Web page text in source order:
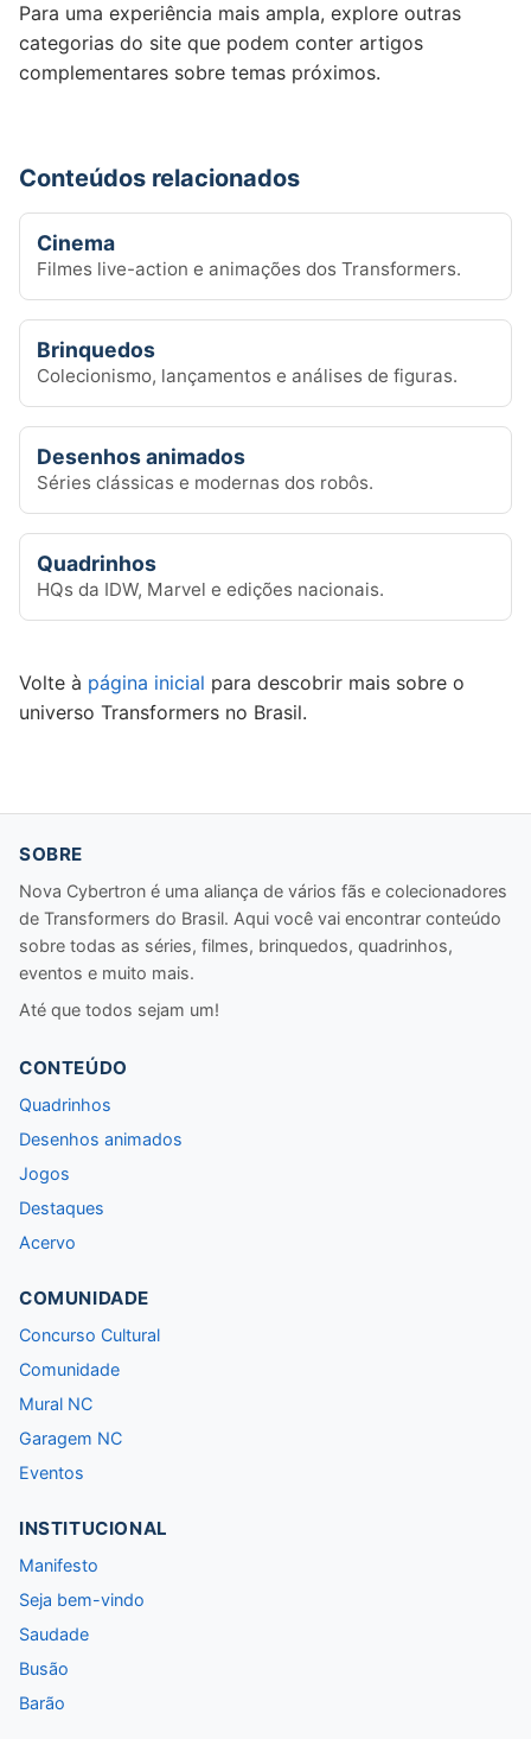
Para uma experiência mais ampla, explore outras
categorias do site que podem conter artigos
complementares sobre temas próximos.
Conteúdos relacionados
Cinema
Filmes live-action e animações dos Transformers.
Brinquedos
Colecionismo, lançamentos e análises de figuras.
Desenhos animados
Séries clássicas e modernas dos robôs.
Quadrinhos
HQs da IDW, Marvel e edições nacionais.
Volte à página inicial para descobrir mais sobre o
universo Transformers no Brasil.
SOBRE
Nova Cybertron é uma aliança de vários fãs e colecionadores
de Transformers do Brasil. Aqui você vai encontrar conteúdo
sobre todas as séries, filmes, brinquedos, quadrinhos,
eventos e muito mais.
Até que todos sejam um!
CONTEÚDO
Quadrinhos
Desenhos animados
Jogos
Destaques
Acervo
COMUNIDADE
Concurso Cultural
Comunidade
Mural NC
Garagem NC
Eventos
INSTITUCIONAL
Manifesto
Seja bem-vindo
Saudade
Busão
Barão